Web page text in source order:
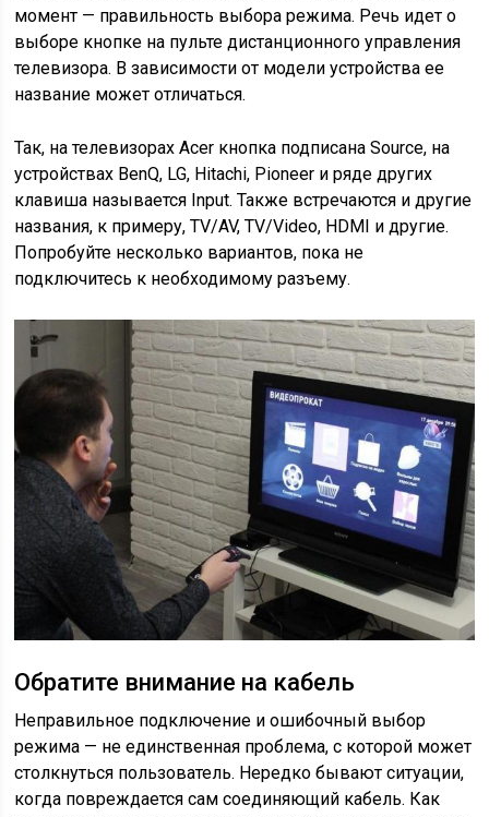
момент — правильность выбора режима. Речь идет о
выборе кнопке на пульте дистанционного управления
телевизора. В зависимости от модели устройства ее
название может отличаться.
Так, на телевизорах Acer кнопка подписана Source, на
устройствах BenQ, LG, Hitachi, Pioneer и ряде других
клавиша называется Input. Также встречаются и другие
названия, к примеру, TV/AV, TV/Video, HDMI и другие.
Попробуйте несколько вариантов, пока не
подключитесь к необходимому разъему.
Обратите внимание на кабель
Неправильное подключение и ошибочный выбор
режима — не единственная проблема, с которой может
столкнуться пользователь. Нередко бывают ситуации,
когда повреждается сам соединяющий кабель. Как